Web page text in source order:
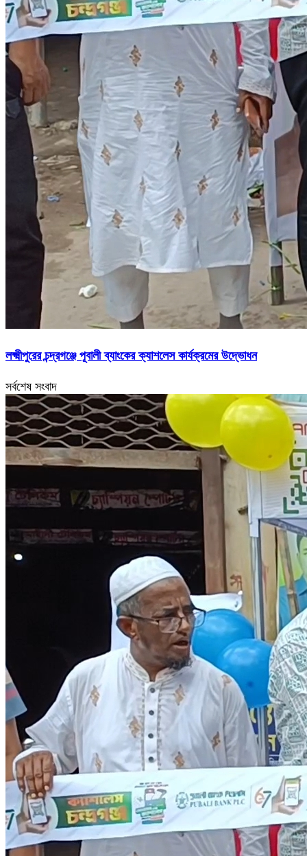
লক্ষ্মীপুরের চন্দ্রগঞ্জে পূবালী ব্যাংকের ক্যাশলেস কার্যক্রমের উদ্ভোধন
সর্বশেষ সংবাদ